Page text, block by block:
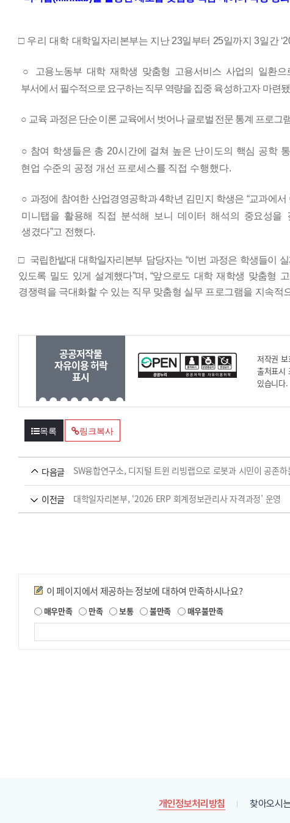
□ 우리 대학 대학일자리본부는 지난 23일부터 25일까지3일간
○ 고용노동부 대학 재학생 맞춤형 고용서비스 사업의 일환으
부서에서 필수적으로 요구하는 직무 역량을 집중 육성하고자 마련
○ 교육 과정은 단순 이론 교육에서 벗어나 글로벌 전문 통계 프로그
○ 참여 학생들은 총 20시간에 걸쳐 높은 난이도의 핵심 공학
현업 수준의 공정 개선 프로세스를 직접 수행했다.
○ 과정에 참여한 산업경영공학과4학년 김민지 학생은 “교과에서
미니탭을 활용해 직접 분석해 보니 데이터 해석의 중요성을
생겼다”고 전했다.
□ 국립한밭대 대학일자리본부 담당자는 “이번 과정은 학생들이
있도록 밀도 있게 설계했다”며 , “앞으로도 대학 재학생 맞춤형
경쟁력을 극대화할 수 있는 직무 맞춤형 실무 프로그램을 지속적
공공저작물
자유이용 허락
표시
저작권
출처표시
있습니다.
목록 링크복사
다음글 SW융합연구소, 디지털 트윈 리빙랩으로 로봇과 시민이 공존
이전글 대학일자리본부, ‘2026 ERP 회계정보관리사 자격과정’ 운영
만족도조사
이 페이지에서 제공하는 정보에 대하여 만족하시나요?
매우만족 만족 보통 불만족 매우불만족
공
개인정보처리방침 찾아오시